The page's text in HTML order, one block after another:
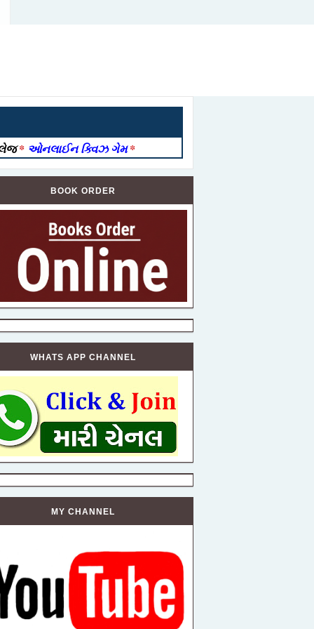
* ઓનલાઈન ક્વિઝ ગેમ*
BOOK ORDER
WHATS APP CHANNEL
MY CHANNEL